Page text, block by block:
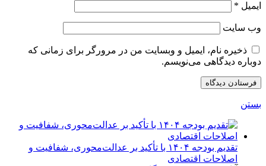
ایمیل *
وب‌ سایت
ذخیره نام، ایمیل و وبسایت من در مرورگر برای زمانی که
دوباره دیدگاهی می‌نویسم.
بستن
تقدیم بودجه ۱۴۰۴ با تأکید بر عدالت‌محوری، شفافیت و
اصلاحات اقتصادی